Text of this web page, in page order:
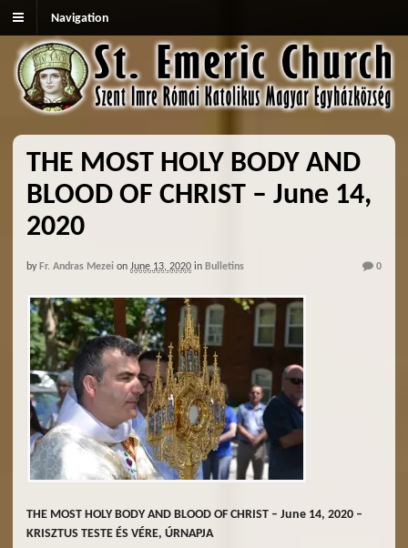
Navigation
THE MOST HOLY BODY AND
BLOOD OF CHRIST – June 14,
2020
by Fr. Andras Mezei on June 13, 2020 in Bulletins 0
THE MOST HOLY BODY AND BLOOD OF CHRIST – June 14, 2020 –
KRISZTUS TESTE ÉS VÉRE, ÚRNAPJA